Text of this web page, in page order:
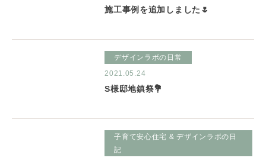
施工事例を追加しました🌷
2021.05.24
デザインラボの日常
S様邸地鎮祭💐
子育て安心住宅 & デザインラボの日
記